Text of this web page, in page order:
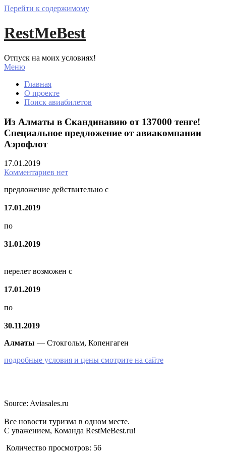
Перейти к содержимому
RestMeBest
Отпуск на моих условиях!
Меню
Главная
О проекте
Поиск авиабилетов
Из Алматы в Скандинавию от 137000 тенге!
Специальное предложение от авиакомпании
Аэрофлот
17.01.2019
Комментариев нет
предложение действительно с
17.01.2019
по
31.01.2019
перелет возможен с
17.01.2019
по
30.11.2019
Алматы — Стокгольм, Копенгаген
подробные условия и цены смотрите на сайте
Source: Aviasales.ru
Все новости туризма в одном месте.
С уважением, Команда RestMeBest.ru!
Количество просмотров: 56